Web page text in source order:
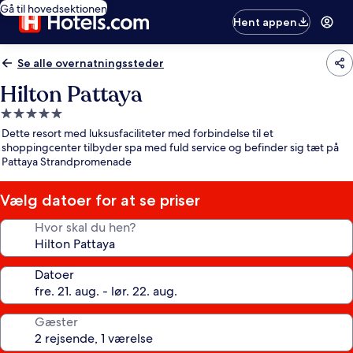
Gå til hovedsektionen
Hent appen
Se alle overnatningssteder
Hilton Pattaya
5.0-
stjernet
overnatningssted
Dette resort med luksusfaciliteter med forbindelse til et
shoppingcenter tilbyder spa med fuld service og befinder sig tæt på
Pattaya Strandpromenade
Vælg datoer for at se priser
Hvor skal du hen?
Datoer
Gæster